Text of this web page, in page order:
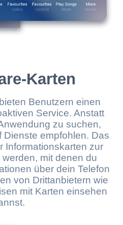
Karten
Benutzern einen
Service. Anstatt
zu suchen,
Dienste empfohlen. Das
Informationskarten zur
mit denen du
über dein Telefon
von Drittanbietern wie
mit Karten einsehen